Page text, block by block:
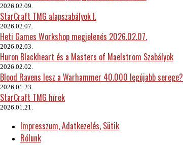
2026.02.09.
StarCraft TMG alapszabályok I.
2026.02.07.
Heti Games Workshop megjelenés 2026.02.07.
2026.02.03.
Huron Blackheart és a Masters of Maelstrom Szabályok
2026.02.02.
Blood Ravens lesz a Warhammer 40.000 legújabb serege?
2026.01.23.
StarCraft TMG hírek
2026.01.21.
Impresszum, Adatkezelés, Sütik
Rólunk